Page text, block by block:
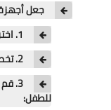
جعل أجهزة
1. اختر أجهزة Android المناسبة للأطفال:
2. تخصيص الإعداد:
3.
للطفل: